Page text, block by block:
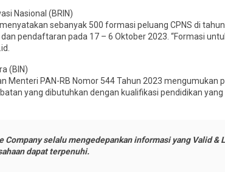
Nasional (BRIN)
sebanyak 500 formasi peluang CPNS di
pendaftaran pada 17 – 6 Oktober 2023. “Formasi
(BIN)
Menteri PAN-RB Nomor 544 Tahun 2023 mengumukan
yang dibutuhkan dengan kualifikasi pendidikan
Company selalu mengedepankan informasi yang Valid &
dapat terpenuhi.